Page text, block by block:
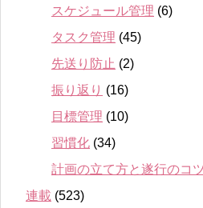
スケジュール管理 (6)
タスク管理 (45)
先送り防止 (2)
振り返り (16)
目標管理 (10)
習慣化 (34)
計画の立て方と遂行のコツ
連載 (523)